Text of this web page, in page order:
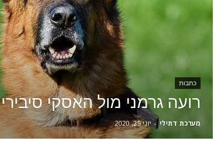
כתבות
רועה גרמני מול האסקי סיבירי
מערכת דתילי - יוני 25, 2020